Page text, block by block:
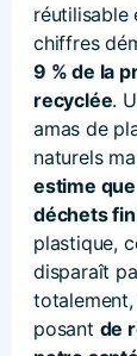
réutilisable
chiffres
9 % de la
recyclée.
amas de
naturels
estime
déchets
plastique,
disparaît
posant de